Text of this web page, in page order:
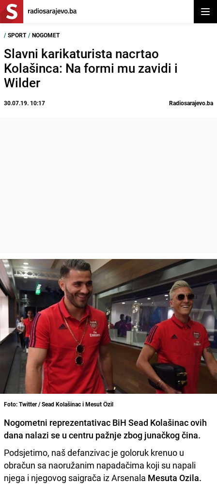
/ SPORT / NOGOMET
Slavni karikaturista nacrtao
Kolašinca: Na formi mu zavidi i
Wilder
30.07.19. 10:17 Radiosarajevo.ba
Foto: Twitter / Sead Kolašinac i Mesut Özil
Nogometni reprezentativac BiH Sead Kolašinac ovih
dana nalazi se u centru pažnje zbog junačkog čina.
Podsjetimo, naš defanzivac je goloruk krenuo u
obračun sa naoružanim napadačima koji su napali
njega i njegovog saigrača iz Arsenala Mesuta Ozila.